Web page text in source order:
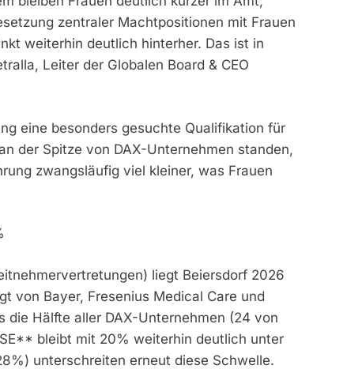
zentraler Machtpositionen mit Frauen
weiterhin deutlich hinterher. Das ist in
Leiter der Globalen Board & CEO
eine besonders gesuchte Qualifikation für
der Spitze von DAX-Unternehmen standen,
zwangsläufig viel kleiner, was Frauen
liegt Beiersdorf 2026
von Bayer, Fresenius Medical Care und
Hälfte aller DAX-Unternehmen (24 von
bleibt mit 20% weiterhin deutlich unter
unterschreiten erneut diese Schwelle.